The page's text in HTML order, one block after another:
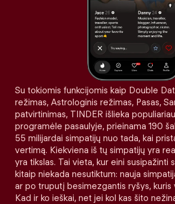
Su tokiomis funkcijomis kaip Double
režimas, Astrologinis režimas, Pasas,
patvirtinimas, TINDER išlieka
programėle pasaulyje, prieinama 190
55 milijardai simpatijų nuo tada, kai
vertimą. Kiekviena iš tų simpatijų yra
yra tikslas. Tai vieta, kur eini susipažinti
kitaip niekada nesutiktum: nauja
ar po truputį besimezgantis ryšys, kuris
Kad ir ko ieškai, net jei kol kas šito